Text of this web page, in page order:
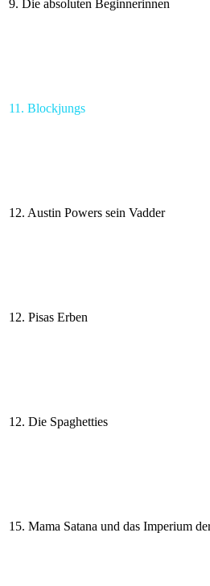
9. Die absoluten Beginnerinnen
11. Blockjungs
12. Austin Powers sein Vadder
12. Pisas Erben
12. Die Spaghetties
15. Mama Satana und das Imperium